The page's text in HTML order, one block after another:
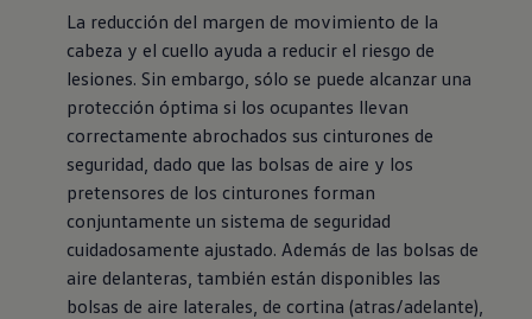
La reducción del margen de movimiento de la
cabeza y el cuello ayuda a reducir el riesgo de
lesiones. Sin embargo, sólo se puede alcanzar una
protección óptima si los ocupantes llevan
correctamente abrochados sus cinturones de
seguridad, dado que las bolsas de aire y los
pretensores de los cinturones forman
conjuntamente un sistema de seguridad
cuidadosamente ajustado. Además de las bolsas de
aire delanteras, también están disponibles las
bolsas de aire laterales, de cortina (atras/adelante),